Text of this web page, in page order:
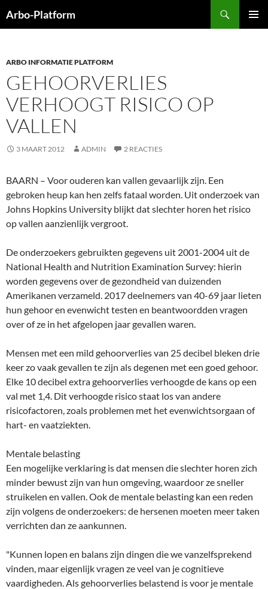
naar
Arbo-Platform
ARBO INFORMATIE PLATFORM
GEHOORVERLIES
VERHOOGT RISICO OP
VALLEN
3 MAART 2012 ADMIN 2 REACTIES
BAARN – Voor ouderen kan vallen gevaarlijk zijn. Een
gebroken heup kan hen zelfs fataal worden. Uit onderzoek van
Johns Hopkins University blijkt dat slechter horen het risico
op vallen aanzienlijk vergroot.
De onderzoekers gebruikten gegevens uit 2001-2004 uit de
National Health and Nutrition Examination Survey: hierin
worden gegevens over de gezondheid van duizenden
Amerikanen verzameld. 2017 deelnemers van 40-69 jaar lieten
hun gehoor en evenwicht testen en beantwoordden vragen
over of ze in het afgelopen jaar gevallen waren.
Mensen met een mild gehoorverlies van 25 decibel bleken drie
keer zo vaak gevallen te zijn als degenen met een goed gehoor.
Elke 10 decibel extra gehoorverlies verhoogde de kans op een
val met 1,4. Dit verhoogde risico staat los van andere
risicofactoren, zoals problemen met het evenwichtsorgaan of
hart- en vaatziekten.
Mentale belasting
Een mogelijke verklaring is dat mensen die slechter horen zich
minder bewust zijn van hun omgeving, waardoor ze sneller
struikelen en vallen. Ook de mentale belasting kan een reden
zijn volgens de onderzoekers: de hersenen moeten meer taken
verrichten dan ze aankunnen.
"Kunnen lopen en balans zijn dingen die we vanzelfsprekend
vinden, maar eigenlijk vragen ze veel van je cognitieve
vaardigheden. Als gehoorverlies belastend is voor je mentale